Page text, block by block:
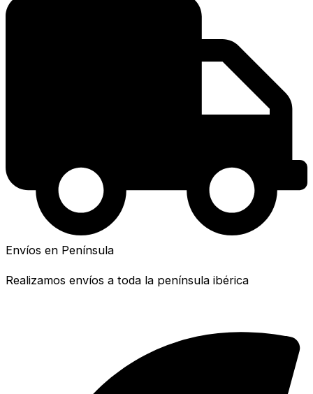
Envíos en Península
Realizamos envíos a toda la península ibérica